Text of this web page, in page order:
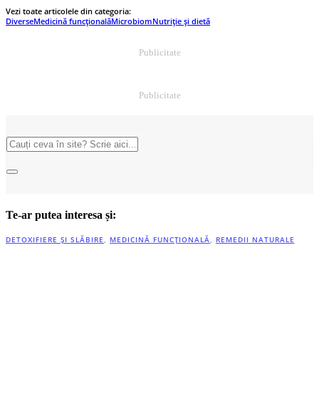
Vezi toate articolele din categoria:
DiverseMedicină funcționalăMicrobiomNutriție și dietă
Publicitate
Publicitate
Te-ar putea interesa și:
DETOXIFIERE ȘI SLĂBIRE MEDICINĂ FUNCȚIONALĂ REMEDII NATURALE